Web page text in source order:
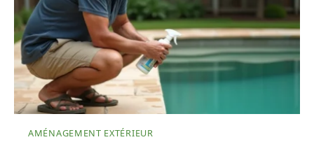
AMÉNAGEMENT EXTÉRIEUR